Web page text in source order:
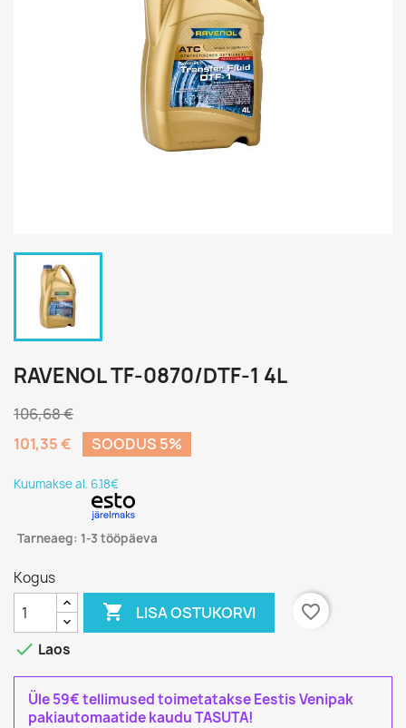
RAVENOL TF-0870/DTF-1 4L
106,68 €
101,35 €
SOODUS 5%
Kuumakse al. 6.18€
Tarneaeg: 1-3 tööpäeva
Kogus
 LISA OSTUKORVI
favorite_border
 Laos
Üle 59€ tellimused toimetatakse Eestis Venipak
pakiautomaatide kaudu TASUTA!